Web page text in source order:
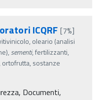
ICQRF [7%]
oleario (analisi
sementi, fertilizzanti,
ortofrutta, sostanze
Documenti,